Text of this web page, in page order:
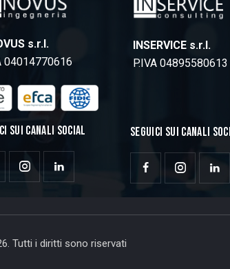
s.r.l.
04014770616
SUI CANALI SOCIAL
INSERVICE s.r.l.
P.IVA 04895580613
SEGUICI SUI CANALI
Tutti i diritti sono riservati